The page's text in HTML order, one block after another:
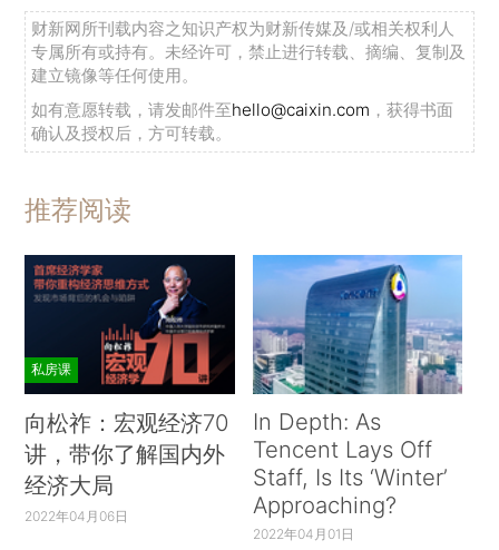
财新网所刊载内容之知识产权为财新传媒及/或相关权利人
专属所有或持有。未经许可，禁止进行转载、摘编、复制及
建立镜像等任何使用。
如有意愿转载，请发邮件至hello@caixin.com ，获得书面
确认及授权后，方可转载。
推荐阅读
私房课
向松祚：宏观经济70
讲，带你了解国内外
经济大局
2022年04月06日
In Depth: As
Tencent Lays Off
Staff, Is Its ‘Winter’
Approaching?
2022年04月01日